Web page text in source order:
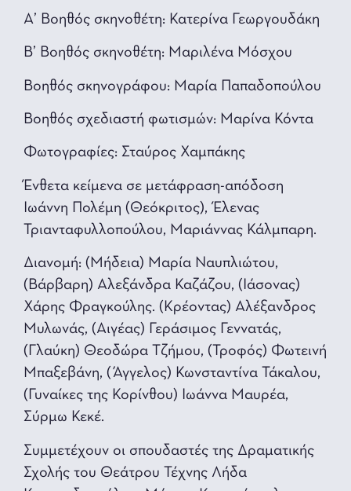
Α’ Βοηθός σκηνοθέτη: Κατερίνα Γεωργουδάκη
Β’ Βοηθός σκηνοθέτη: Μαριλένα Μόσχου
Βοηθός σκηνογράφου: Μαρία Παπαδοπούλου
Βοηθός σχεδιαστή φωτισμών: Μαρίνα Κόντα
Φωτογραφίες: Σταύρος Χαμπάκης
Ένθετα κείμενα σε μετάφραση-απόδοση
Ιωάννη Πολέμη (Θεόκριτος), Έλενας
Τριανταφυλλοπούλου, Μαριάννας Κάλμπαρη.
Διανομή: (Μήδεια) Μαρία Ναυπλιώτου,
(Βάρβαρη) Αλεξάνδρα Καζάζου, (Ιάσονας)
Χάρης Φραγκούλης. (Κρέοντας) Αλέξανδρος
Μυλωνάς, (Αιγέας) Γεράσιμος Γεννατάς,
(Γλαύκη) Θεοδώρα Τζήμου, (Τροφός) Φωτεινή
Μπαξεβάνη, (Άγγελος) Κωνσταντίνα Τάκαλου,
(Γυναίκες της Κορίνθου) Ιωάννα Μαυρέα,
Σύρμω Κεκέ.
Συμμετέχουν οι σπουδαστές της Δραματικής
Σχολής του Θεάτρου Τέχνης Λήδα